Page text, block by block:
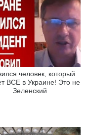
человек, который
ВСЕ в Украине! Это не
Зеленский